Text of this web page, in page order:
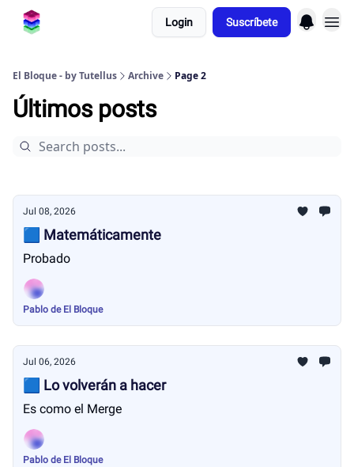
Login Suscríbete
El Bloque - by Tutellus Archive Page 2
Últimos posts
Jul 08, 2026
🟦 Matemáticamente
Probado
Pablo de El Bloque
Jul 06, 2026
🟦 Lo volverán a hacer
Es como el Merge
Pablo de El Bloque